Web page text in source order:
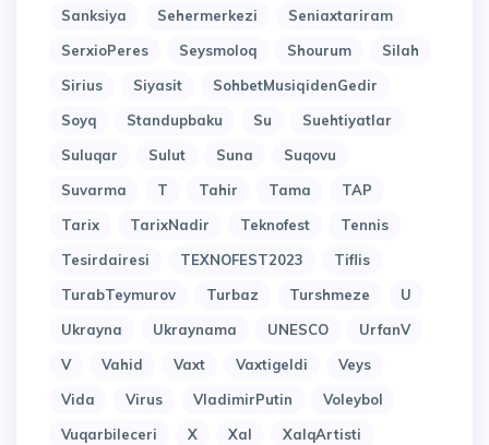
Sanksiya
Sehermerkezi
Seniaxtariram
SerxioPeres
Seysmoloq Shourum
Silah
Sirius
Siyasit
SohbetMusiqidenGedir
Soyq
Standupbaku Su
Suehtiyatlar
Suluqar
Sulut Suna
Suqovu
Suvarma
T Tahir Tama
TAP
Tarix
TarixNadir Teknofest
Tennis
Tesirdairesi
TEXNOFEST2023
Tiflis
TurabTeymurov
Turbaz Turshmeze
U
Ukrayna
Ukraynama UNESCO
UrfanV
V
Vahid Vaxt Vaxtigeldi
Veys
Vida
Virus VladimirPutin
Voleybol
Vuqarbileceri
X Xal
XalqArtisti